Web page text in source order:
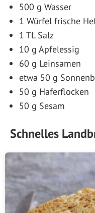
500 g Wasser
1 Würfel frische
1 TL Salz
10 g Apfelessig
60 g Leinsamen
etwa 50 g
50 g Haferflocken
50 g Sesam
Schnelles